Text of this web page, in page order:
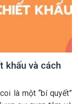
khấu và cách
là một “bí quyết”